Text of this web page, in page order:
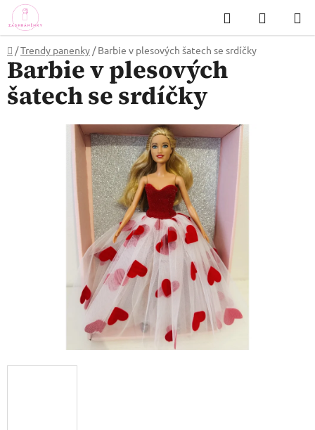
Přejít
na
obsah
Hledat
KOŠÍK
Domů
/Trendy panenky / Barbie v plesových šatech se srdíčky
Barbie v plesových
šatech se srdíčky